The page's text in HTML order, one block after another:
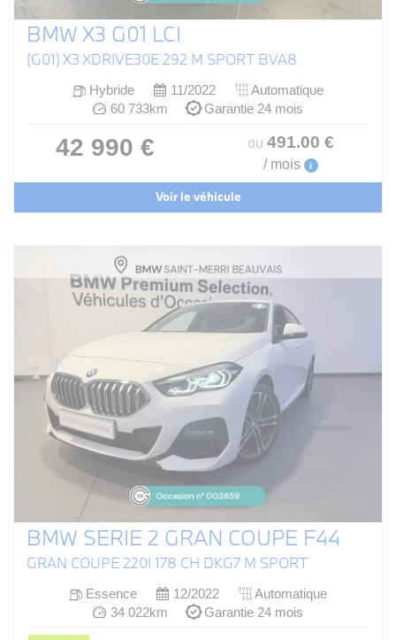
BMW X3 G01 LCI
(G01) X3 XDRIVE30E 292 M SPORT BVA8
Hybride 11/2022
Automatique
60 733km
Garantie 24 mois
42 990 € ou 491.00 €
/ mois i
Voir le véhicule
BMW SERIE 2 GRAN COUPE F44
GRAN COUPE 220I 178 CH DKG7 M SPORT
Essence 12/2022
Automatique
34 022km
Garantie 24 mois